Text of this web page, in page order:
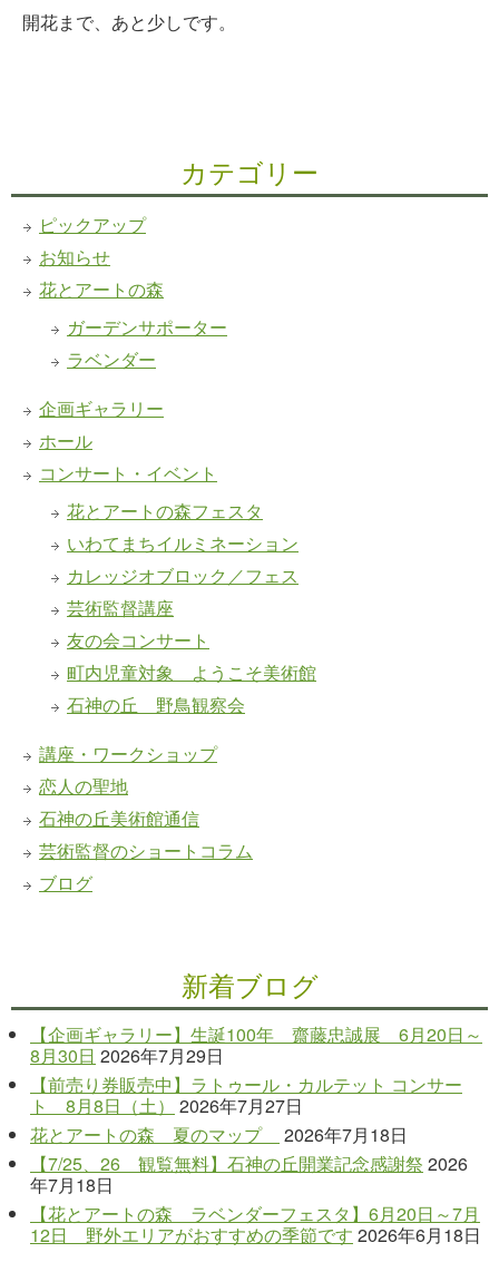
開花まで、あと少しです。
カテゴリー
ピックアップ
お知らせ
花とアートの森
ガーデンサポーター
ラベンダー
企画ギャラリー
ホール
コンサート・イベント
花とアートの森フェスタ
いわてまちイルミネーション
カレッジオブロック／フェス
芸術監督講座
友の会コンサート
町内児童対象 ようこそ美術館
石神の丘 野鳥観察会
講座・ワークショップ
恋人の聖地
石神の丘美術館通信
芸術監督のショートコラム
ブログ
新着ブログ
【企画ギャラリー】生誕100年 齋藤忠誠展 6月20日～
8月30日 2026年7月29日
【前売り券販売中】ラトゥール・カルテット コンサー
ト 8月8日（土）
2026年7月27日
花とアートの森 夏のマップ
2026年7月18日
【7/25、26 観覧無料】石神の丘開業記念感謝祭 2026
年7月18日
【花とアートの森 ラベンダーフェスタ】6月20日～7月
12日 野外エリアがおすすめの季節です 2026年6月18日